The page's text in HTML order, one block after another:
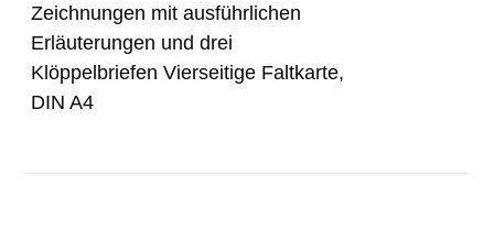
Zeichnungen mit ausführlichen
Erläuterungen und drei
Klöppelbriefen Vierseitige Faltkarte,
DIN A4